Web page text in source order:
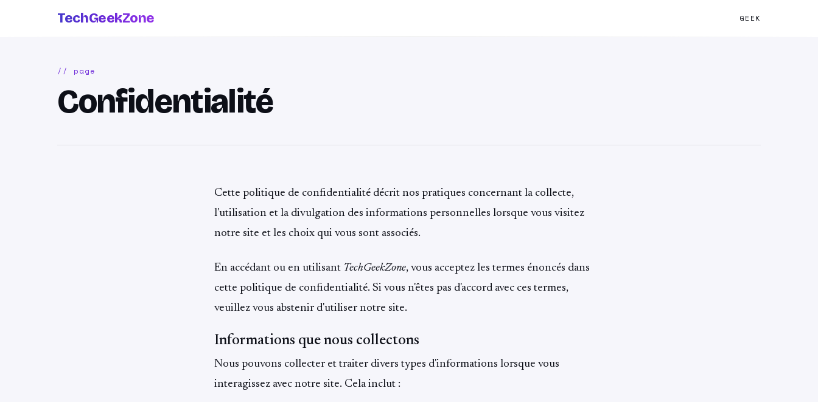
TechGeekZone GEEK
// page
Confidentialité
Cette politique de confidentialité décrit nos pratiques concernant la collecte,
l'utilisation et la divulgation des informations personnelles lorsque vous visitez
notre site et les choix qui vous sont associés.
En accédant ou en utilisant TechGeekZone, vous acceptez les termes énoncés dans
cette politique de confidentialité. Si vous n'êtes pas d'accord avec ces termes,
veuillez vous abstenir d'utiliser notre site.
Informations que nous collectons
Nous pouvons collecter et traiter divers types d'informations lorsque vous
interagissez avec notre site. Cela inclut :